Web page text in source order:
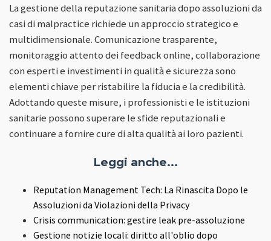
La gestione della reputazione sanitaria dopo assoluzioni da
casi di malpractice richiede un approccio strategico e
multidimensionale. Comunicazione trasparente,
monitoraggio attento dei feedback online, collaborazione
con esperti e investimenti in qualità e sicurezza sono
elementi chiave per ristabilire la fiducia e la credibilità.
Adottando queste misure, i professionisti e le istituzioni
sanitarie possono superare le sfide reputazionali e
continuare a fornire cure di alta qualità ai loro pazienti.
Leggi anche...
Reputation Management Tech: La Rinascita Dopo le
Assoluzioni da Violazioni della Privacy
Crisis communication: gestire leak pre-assoluzione
Gestione notizie locali: diritto all'oblio dopo